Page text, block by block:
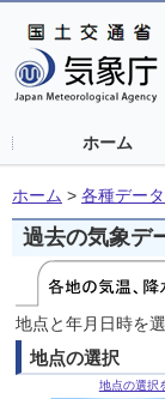
ホーム
ホーム > 各種デー
過去の気象デ
地点と年月日時を
地点の選択
地点の選択